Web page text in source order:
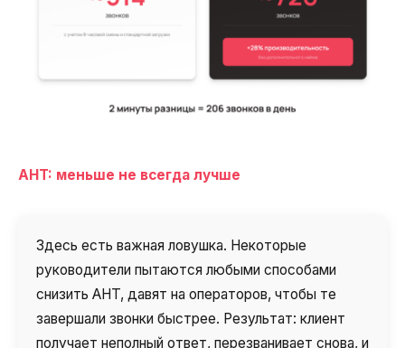
AHT: меньше не всегда лучше
Здесь есть важная ловушка. Некоторые
руководители пытаются любыми способами
снизить AHT, давят на операторов, чтобы те
завершали звонки быстрее. Результат: клиент
получает неполный ответ, перезванивает снова, и